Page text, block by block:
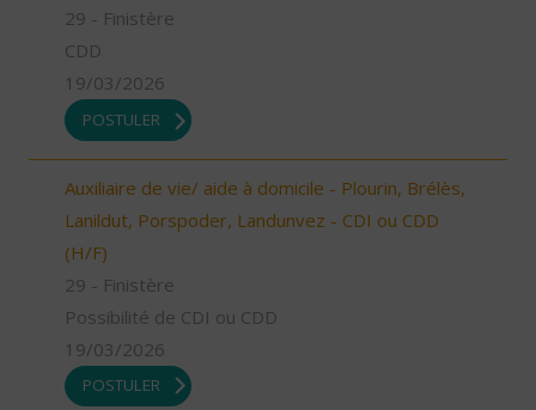
29 - Finistère
CDD
19/03/2026
POSTULER
Auxiliaire de vie/ aide à domicile - Plourin, Brélès,
Lanildut, Porspoder, Landunvez - CDI ou CDD
(H/F)
29 - Finistère
Possibilité de CDI ou CDD
19/03/2026
POSTULER